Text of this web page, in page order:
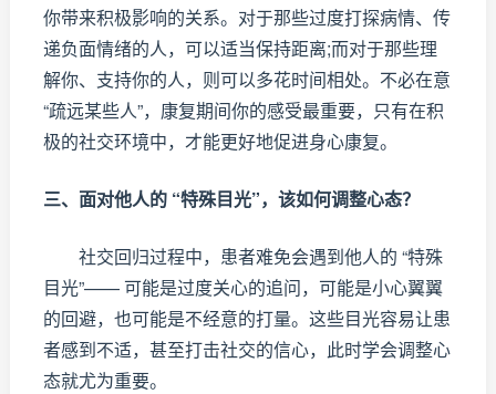
你带来积极影响的关系。对于那些过度打探病情、传
递负面情绪的人，可以适当保持距离;而对于那些理
解你、支持你的人，则可以多花时间相处。不必在意
“疏远某些人”，康复期间你的感受最重要，只有在积
极的社交环境中，才能更好地促进身心康复。
三、面对他人的 “特殊目光”，该如何调整心态？
社交回归过程中，患者难免会遇到他人的 “特殊
目光”—— 可能是过度关心的追问，可能是小心翼翼
的回避，也可能是不经意的打量。这些目光容易让患
者感到不适，甚至打击社交的信心，此时学会调整心
态就尤为重要。